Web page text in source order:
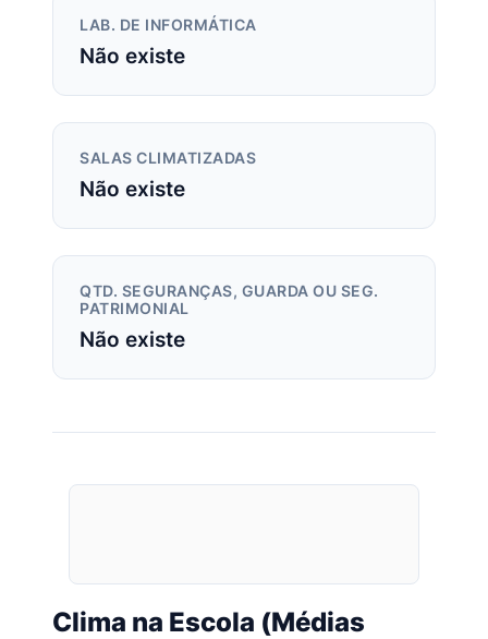
LAB. DE INFORMÁTICA
Não existe
SALAS CLIMATIZADAS
Não existe
QTD. SEGURANÇAS, GUARDA OU SEG.
PATRIMONIAL
Não existe
Clima na Escola (Médias